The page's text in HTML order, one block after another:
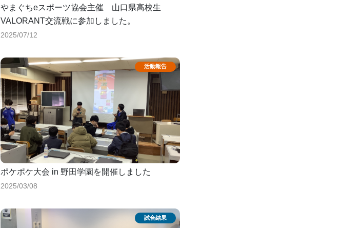
やまぐちeスポーツ協会主催 山口県高校生
VALORANT交流戦に参加しました。
2025/07/12
ポケポケ大会 in 野田学園を開催しました
2025/03/08